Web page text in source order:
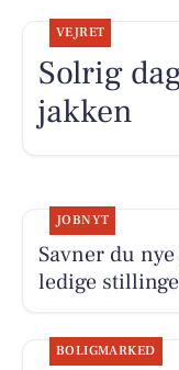
VEJRET
Solrig
jakken
JOBNYT
Savner du
ledige
BOLIGMARKED